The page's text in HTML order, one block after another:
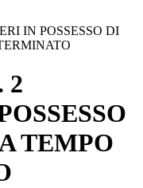
IN POSSESSO DI
2
TEMPO